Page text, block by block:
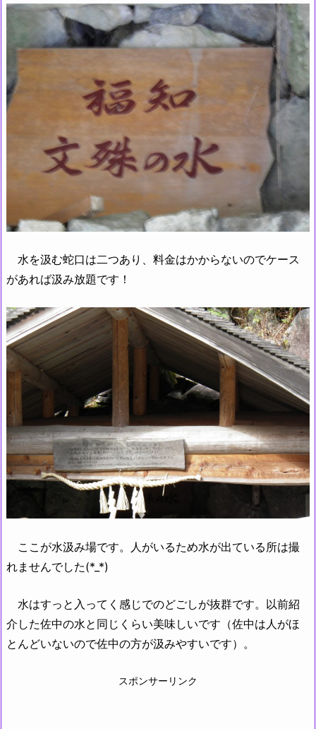
水を汲む蛇口は二つあり、料金はかからないのでケース
があれば汲み放題です！
ここが水汲み場です。人がいるため水が出ている所は撮
れませんでした(*_*)
水はすっと入ってく感じでのどごしが抜群です。以前紹
介した佐中の水と同じくらい美味しいです（佐中は人がほ
とんどいないので佐中の方が汲みやすいです）。
スポンサーリンク